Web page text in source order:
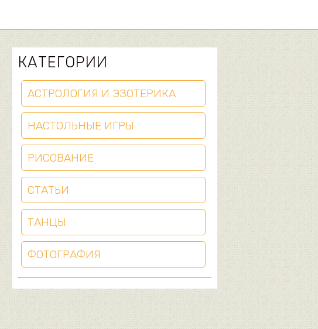
КАТЕГОРИИ
АСТРОЛОГИЯ И ЭЗОТЕРИКА
НАСТОЛЬНЫЕ ИГРЫ
РИСОВАНИЕ
СТАТЬИ
ТАНЦЫ
ФОТОГРАФИЯ